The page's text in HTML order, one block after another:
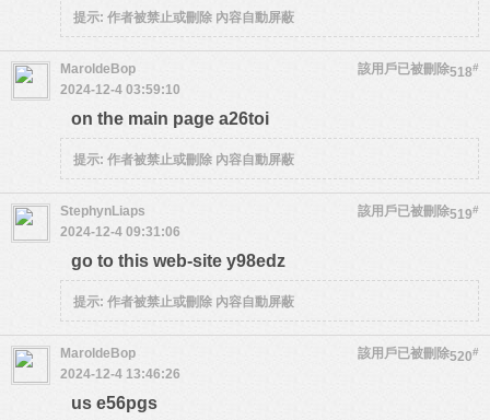
提示: 作者被禁止或刪除 內容自動屏蔽
518#
MaroldeBop
該用戶已被刪除
2024-12-4 03:59:10
on the main page a26toi
提示: 作者被禁止或刪除 內容自動屏蔽
519#
StephynLiaps
該用戶已被刪除
2024-12-4 09:31:06
go to this web-site y98edz
提示: 作者被禁止或刪除 內容自動屏蔽
520#
MaroldeBop
該用戶已被刪除
2024-12-4 13:46:26
us e56pgs